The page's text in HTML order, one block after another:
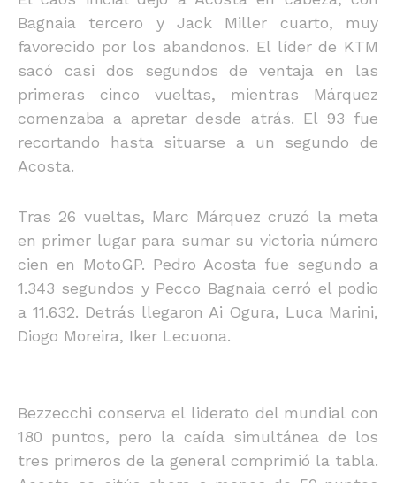
Bagnaia tercero y Jack Miller cuarto, muy
favorecido por los abandonos. El líder de KTM
sacó casi dos segundos de ventaja en las
primeras cinco vueltas, mientras Márquez
comenzaba a apretar desde atrás. El 93 fue
recortando hasta situarse a un segundo de
Acosta.
Tras 26 vueltas, Marc Márquez cruzó la meta
en primer lugar para sumar su victoria número
cien en MotoGP. Pedro Acosta fue segundo a
1.343 segundos y Pecco Bagnaia cerró el podio
a 11.632. Detrás llegaron Ai Ogura, Luca Marini,
Diogo Moreira, Iker Lecuona.
Bezzecchi conserva el liderato del mundial con
180 puntos, pero la caída simultánea de los
tres primeros de la general comprimió la tabla.